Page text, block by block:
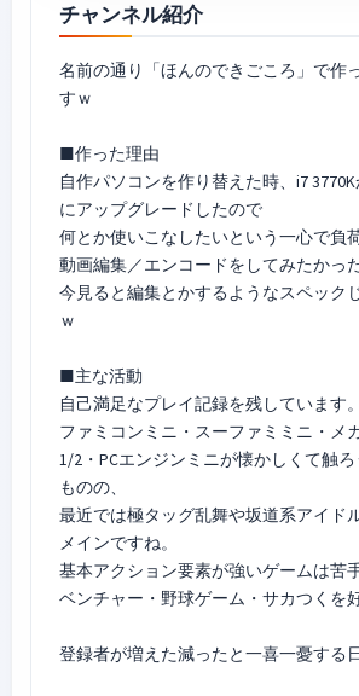
チャンネル紹介
名前の通り「ほんのできごころ」で作
すｗ
■作った理由
自作パソコンを作り替えた時、i7 3770K
にアップグレードしたので
何とか使いこなしたいという一心で負
動画編集／エンコードをしてみたかった
今見ると編集とかするようなスペック
ｗ
■主な活動
自己満足なプレイ記録を残しています。
ファミコンミニ・スーファミミニ・メ
1/2・PCエンジンミニが懐かしくて触
ものの、
最近では極タッグ乱舞や坂道系アイド
メインですね。
基本アクション要素が強いゲームは苦
ベンチャー・野球ゲーム・サカつくを
登録者が増えた減ったと一喜一憂する